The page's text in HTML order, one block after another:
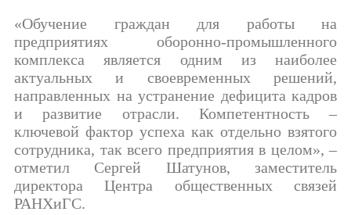
«Обучение граждан для работы на
предприятиях оборонно-промышленного
комплекса является одним из наиболее
актуальных и своевременных решений,
направленных на устранение дефицита кадров
и развитие отрасли. Компетентность –
ключевой фактор успеха как отдельно взятого
сотрудника, так всего предприятия в целом», –
отметил Сергей Шатунов, заместитель
директора Центра общественных связей
РАНХиГС.